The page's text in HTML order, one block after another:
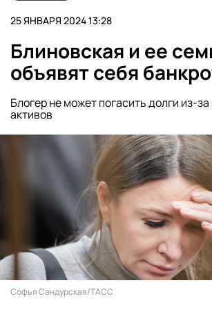
25 ЯНВАРЯ 2024 13:28
Блиновская и ее
объявят себя
Блогер не может погасить долги из-
активов
Софья Сандурская/ТАСС